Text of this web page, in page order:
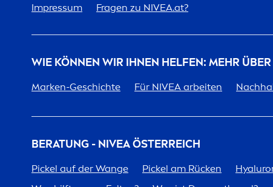
Impressum
Fragen zu NIVEA.at?
WIE KÖNNEN WIR IHNEN HELFEN: MEHR ÜBER
Marken-Geschichte Für NIVEA arbeiten
BERATUNG - NIVEAÖSTERREICH
Pickel auf der Wange Pickel am Rücken